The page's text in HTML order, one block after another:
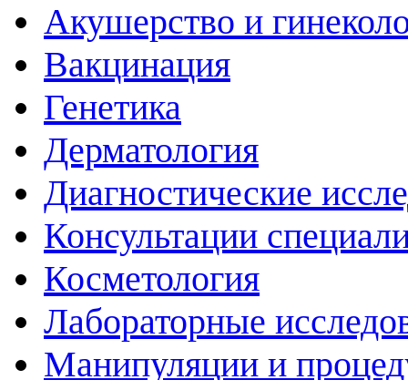
Акушерство и
Вакцинация
Генетика
Дерматология
Диагностические
Консультации
Косметология
Лабораторные
Манипуляции и